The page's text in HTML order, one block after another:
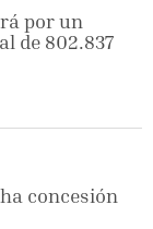
por un
de 802.837
concesión